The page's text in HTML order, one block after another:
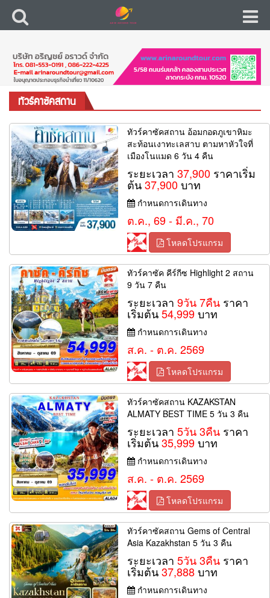
ทัวร์คาซัคสถาน
ทัวร์คาซัคสถาน อ้อมกอดภูเขาหิมะ
สะท้อนเงาทะเลสาบ ตามหาหัวใจที่
เมืองโนแมด 6 วัน 4 คืน
ระยะเวลา37,900 ราคาเริ่ม
ต้น37,900บาท
กำหนดการเดินทาง
ต.ค., 69 - มี.ค., 70
โหลดโปรแกรม
ทัวร์คาซัค คีร์กีซ Highlight 2 สถาน
9 วัน 7 คืน
ระยะเวลา9วัน 7คืน ราคา
เริ่มต้น54,999บาท
กำหนดการเดินทาง
ส.ค. - ต.ค. 2569
โหลดโปรแกรม
ทัวร์คาซัคสถาน KAZAKSTAN
ALMATY BEST TIME 5 วัน 3 คืน
ระยะเวลา5วัน 3คืน ราคา
เริ่มต้น35,999บาท
กำหนดการเดินทาง
ส.ค. - ต.ค. 2569
โหลดโปรแกรม
ทัวร์คาซัคสถาน Gems of Central
Asia Kazakhstan 5 วัน 3 คืน
ระยะเวลา5วัน 3คืน ราคา
เริ่มต้น37,888บาท
กำหนดการเดินทาง